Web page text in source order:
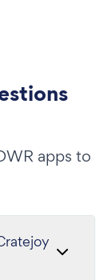
apps to